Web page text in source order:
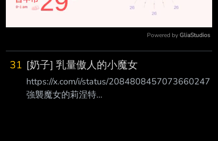
Powered by GliaStudios
31 [奶子] 乳量傲人的小魔女
https://x.com/i/status/2084808457073660247
強襲魔女的莉涅特